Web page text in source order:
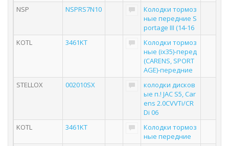
NSP
NSPRS7N10
Колодки тормоз
ные передние S
portage III (14-16
KOTL
3461KT
Колодки тормоз
ные (ix35)-перед
(CARENS, SPORT
AGE)-передние
STELLOX
002010SX
колодки дисков
ые п.! JAC S5, Car
ens 2.0CVVTi/CR
Di 06
KOTL
3461KT
Колодки тормоз
ные передние